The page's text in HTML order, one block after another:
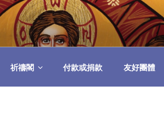
祈禱閣 付款或捐款 友好團體